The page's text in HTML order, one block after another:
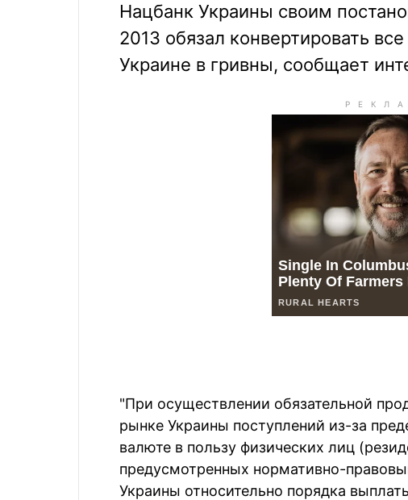
Нацбанк Украины своим
2013 обязал конвертировать
Украине в гривны, сообщает
"При осуществлении обязательной
рынке Украины поступлений из-за
валюте в пользу физических лиц
предусмотренных нормативно-
Украины относительно порядка